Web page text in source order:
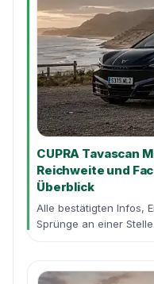
CUPRA Tavascan
Reichweite und
Überblick
Alle bestätigten Infos,
Sprünge an einer Stelle.